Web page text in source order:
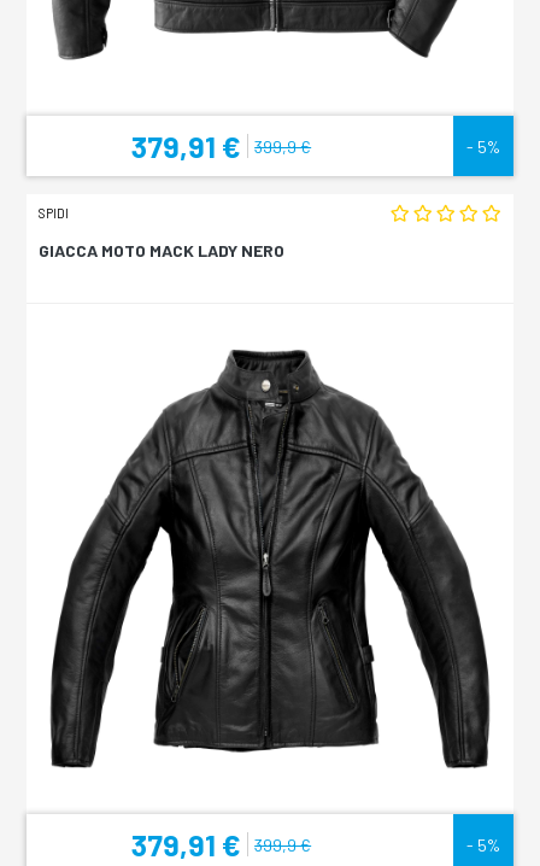
379,91 € 399,9 € - 5%
SPIDI
GIACCA MOTO MACK LADY NERO
379,91 € 399,9 € - 5%